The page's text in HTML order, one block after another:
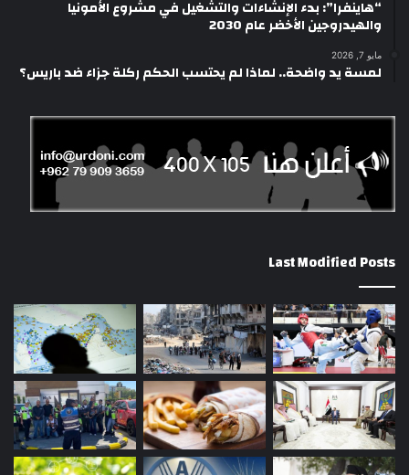
“هاينفرا”: بدء الإنشاءات والتشغيل في مشروع الأمونيا
والهيدروجين الأخضر عام 2030
مايو 7, 2026
لمسة يد واضحة.. لماذا لم يحتسب الحكم ركلة جزاء ضد باريس؟
Last Modified Posts